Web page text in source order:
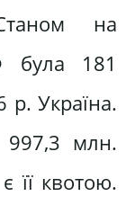
на
була 181
р. Україна.
997,3 млн.
її квотою.